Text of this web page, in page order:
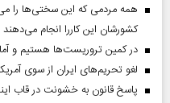
همه مردمی که این سختی‌ها را
کشورشان این کاررا انجام می‌دهند
در کمین تروریست‌ها هستیم و
لغو تحریم‌های ایران از سوی
پاسخ قانون به خشونت در قاب